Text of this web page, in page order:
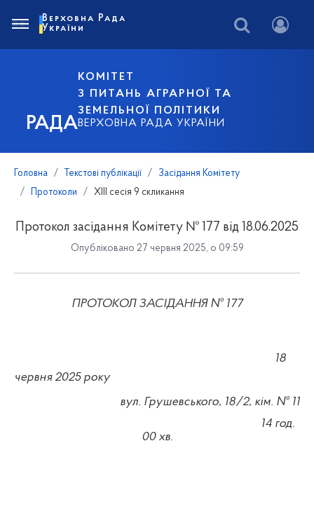
РАДА
КОМІТЕТ
З ПИТАНЬ АГРАРНОЇ ТА
ЗЕМЕЛЬНОЇ ПОЛІТИКИ
ВЕРХОВНА РАДА УКРАЇНИ
Верховна Рада
України
Головна Текстові публікації
Засідання Комітету
Протоколи
XIII сесія 9 скликання
Протокол засідання Комітету № 177 від 18.06.2025
Опубліковано 27 червня 2025, о 09:59
ПРОТОКОЛ ЗАСІДАННЯ № 177
18
червня 2025року
вул. Грушевського, 18/2, кім. № 11
14 год.
00 хв.